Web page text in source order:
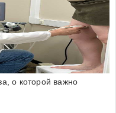
о которой важно